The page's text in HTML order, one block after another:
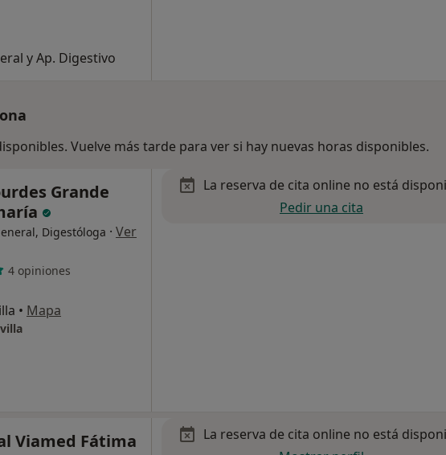
y Ap. Digestivo
Vuelve más tarde para ver si hay nuevas horas disponibles.
Grande
Digestóloga · Ver
4 opiniones
• Mapa
La reserva de cita online no está
Pedir una cita
Viamed Fátima
La reserva de cita online no está